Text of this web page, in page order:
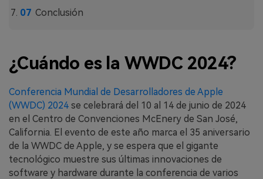
Conclusión
¿Cuándo es la WWDC 2024?
Conferencia Mundial de Desarrolladores de Apple
(WWDC) 2024 se celebrará del 10 al 14 de junio de 2024
en el Centro de Convenciones McEnery de San José,
California. El evento de este año marca el 35 aniversario
de la WWDC de Apple, y se espera que el gigante
tecnológico muestre sus últimas innovaciones de
software y hardware durante la conferencia de varios